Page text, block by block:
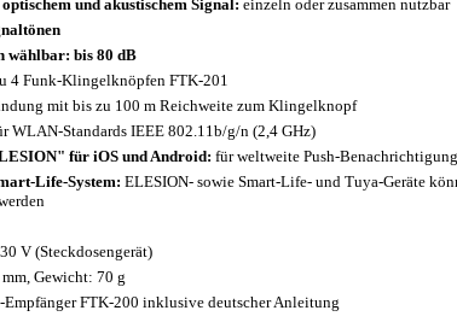
und akustischem Signal: einzeln oder zusammen nutzbar
wählbar: bis 80 dB
4 Funk-Klingelknöpfen FTK-201
mit bis zu 100 m Reichweite zum Klingelknopf
WLAN-Standards IEEE 802.11b/g/n (2,4 GHz)
für iOS und Android: für weltweite Push-
Life-System: ELESION- sowie Smart-Life- und Tuya-Geräte
V (Steckdosengerät)
Gewicht: 70 g
FTK-200 inklusive deutscher Anleitung